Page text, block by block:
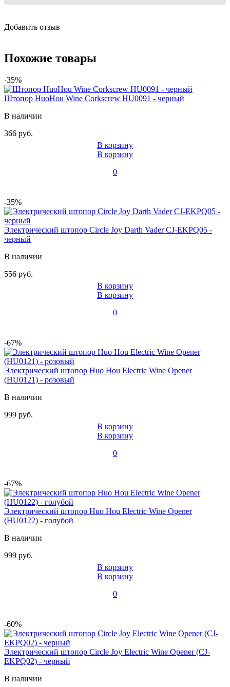
Добавить отзыв
Похожие товары
-35%
Штопор HuoHou Wine Corkscrew HU0091 - черный
В наличии
366 руб.
В корзину
В корзину
0
-35%
Электрический штопор Circle Joy Darth Vader CJ-EKPQ05 -
черный
В наличии
556 руб.
В корзину
В корзину
0
-67%
Электрический штопор Huo Hou Electric Wine Opener
(HU0121) - розовый
В наличии
999 руб.
В корзину
В корзину
0
-67%
Электрический штопор Huo Hou Electric Wine Opener
(HU0122) - голубой
В наличии
999 руб.
В корзину
В корзину
0
-60%
Электрический штопор Circle Joy Electric Wine Opener (CJ-
EKPQ02) - черный
В наличии